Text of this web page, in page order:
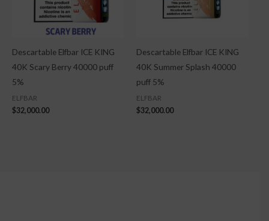
Descartable Elfbar ICE KING
40K Scary Berry 40000 puff
5%
ELFBAR
$32,000.00
Descartable Elfbar ICE KING
40K Summer Splash 40000
puff 5%
ELFBAR
$32,000.00